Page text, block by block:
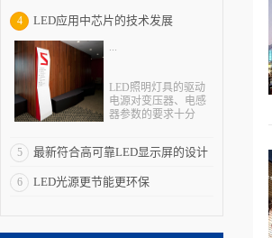
4 LED应用中芯片的技术发展
...
LED照明灯具的驱动
电源对变压器、电感
器参数的要求十分
能实现，工业化生产
降。对LED驱动恒流
5 最新符合高可靠LED显示屏的设计
要求
6 LED光源更节能更环保